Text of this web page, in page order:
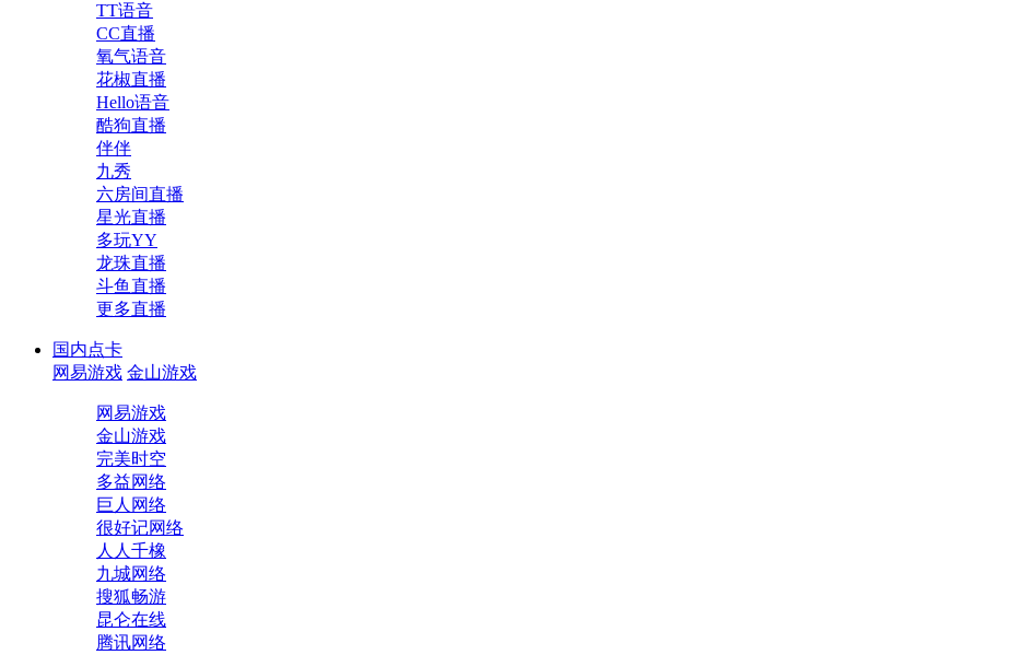
TT语音
CC直播
氧气语音
花椒直播
Hello语音
酷狗直播
伴伴
九秀
六房间直播
星光直播
多玩YY
龙珠直播
斗鱼直播
更多直播
国内点卡
网易游戏 金山游戏
网易游戏
金山游戏
完美时空
多益网络
巨人网络
很好记网络
人人千橡
九城网络
搜狐畅游
昆仑在线
腾讯网络